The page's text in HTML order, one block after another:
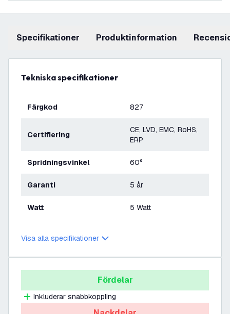
Specifikationer produktinformation
Tekniska specifikationer
Färgkod 827
Certifiering
CE, LVD, EMC, RoHS,
ERP
Spridningsvinkel 60°
Garanti 5 år
Watt 5 Watt
Visa alla specifikationer
Fördelar
Inkluderar snabbkoppling